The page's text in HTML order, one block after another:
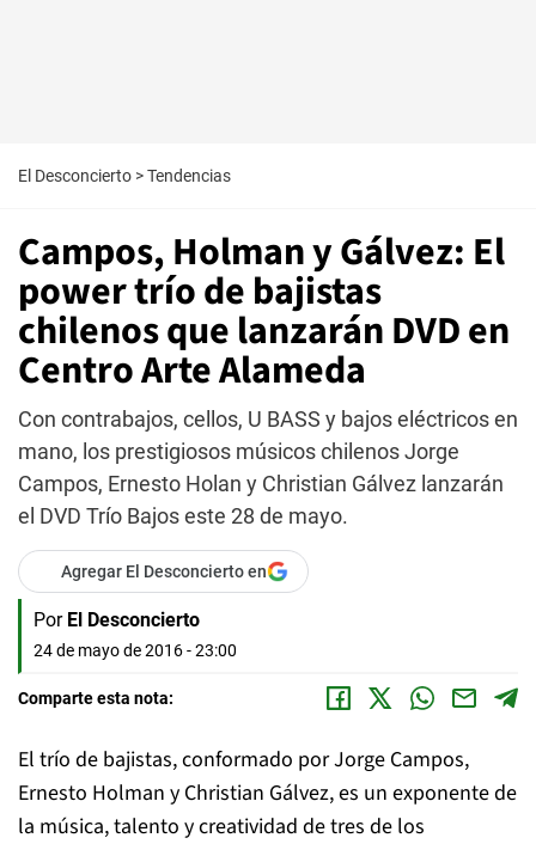
El Desconcierto >Tendencias
Campos, Holman y Gálvez: El
power trío de bajistas
chilenos que lanzarán DVD en
Centro Arte Alameda
Con contrabajos, cellos, U BASS y bajos eléctricos en
mano, los prestigiosos músicos chilenos Jorge
Campos, Ernesto Holan y Christian Gálvez lanzarán
el DVD Trío Bajos este 28 de mayo.
Agregar El Desconcierto en
Por El Desconcierto
24 de mayo de 2016 - 23:00
Comparte esta nota:
El trío de bajistas, conformado por Jorge Campos,
Ernesto Holman y Christian Gálvez, es un exponente de
la música, talento y creatividad de tres de los